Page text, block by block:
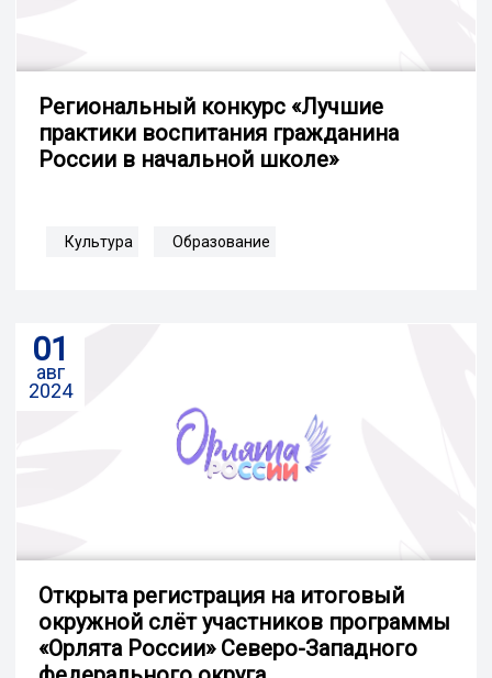
Региональный конкурс «Лучшие
практики воспитания гражданина
России в начальной школе»
Культура Образование
01
авг
2024
Открыта регистрация на итоговый
окружной слёт участников программы
«Орлята России» Северо-Западного